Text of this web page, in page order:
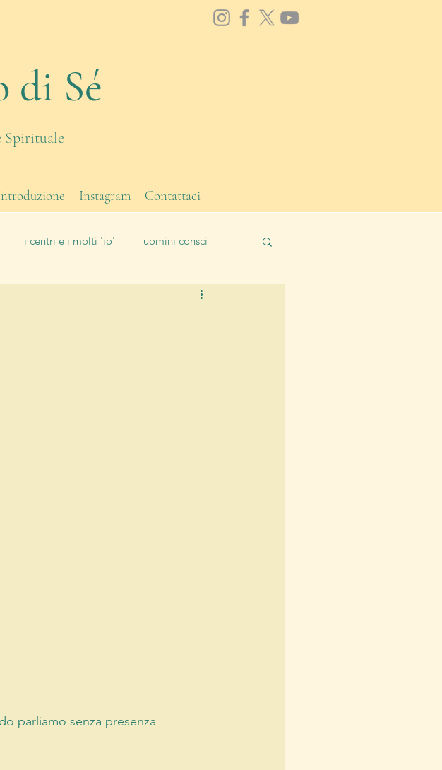
di Sé
Spirituale
Instagram Contattaci
i centri e i molti 'io' uomini consci
parliamo senza presenza